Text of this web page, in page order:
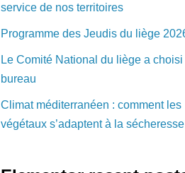
service de nos territoires
Programme des Jeudis du liège
Le Comité National du liège a choisi
bureau
Climat méditerranéen : comment les
végétaux s’adaptent à la